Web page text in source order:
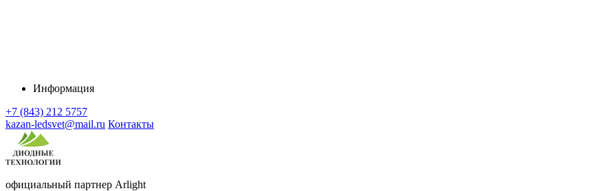
Информация
+7 (843) 212 5757
kazan-ledsvet@mail.ru Контакты
официальный партнер Arlight